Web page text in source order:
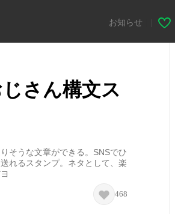
お知らせ
さん構文ス
そうな文章ができる。SNSでひ
れるスタンプ。ネタとして、楽
468